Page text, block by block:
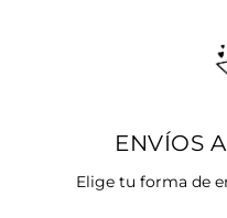
ENVÍOS
Elige tu forma de